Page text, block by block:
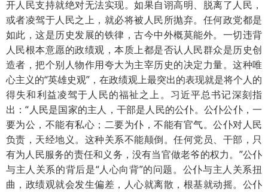
开人民支持就绝对无法实现。如果自诩高明、脱离了人民，
或者凌驾于人民之上，就必将被人民所抛弃。任何政党都是
如此，这是历史发展的铁律，古今中外概莫能外。一切违背
人民根本意愿的政绩观，本质上都是否认人民群众是历史创
造者，把个别人物作用夸大为主宰历史的决定力量。这种唯
心主义的“英雄史观”，在政绩观上最突出的表现就是将个人的
得失和利益凌驾于人民的福祉之上。习近平总书记深刻指
出：“人民是国家的主人，干部是人民的公仆。公仆公仆，一
要为公，不能有私心；二要为仆，不能有官气。公仆对人民
负责，天经地义。这种关系不能颠倒。任何党员、干部，只
有为人民服务的责任和义务，没有当官做老爷的权力。”公仆
与主人关系的背后是“人心向背”的问题。公仆与主人关系扭
曲，政绩观就会发生偏差，人心就离散，根基就动摇。公仆